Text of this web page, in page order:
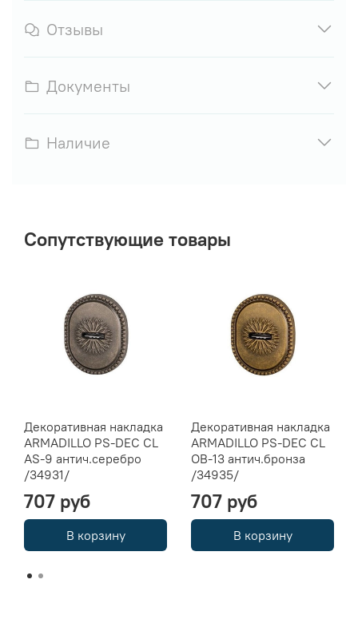
Отзывы
Документы
Наличие
Сопутствующие товары
Декоративная накладка
ARMADILLO PS-DEC CL
AS-9 антич.серебро
/34931/
707 руб
В корзину
Декоративная накладка
ARMADILLO PS-DEC CL
OB-13 антич.бронза
/34935/
707 руб
В корзину